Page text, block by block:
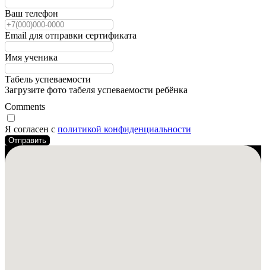
Ваш телефон
Email для отправки сертификата
Имя ученика
Табель успеваемости
Загрузите фото табеля успеваемости ребёнка
Comments
Я согласен с политикой конфиденциальности
Отправить